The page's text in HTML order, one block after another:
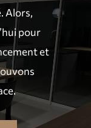
Alors,
pour
et
.